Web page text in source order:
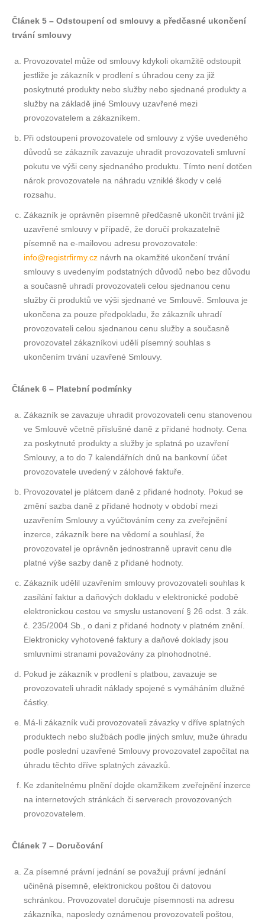
Článek 5 – Odstoupení od smlouvy a předčasné ukončení
trvání smlouvy
Provozovatel může od smlouvy kdykoli okamžitě odstoupit
jestliže je zákazník v prodlení s úhradou ceny za již
poskytnuté produkty nebo služby nebo sjednané produkty a
služby na základě jiné Smlouvy uzavřené mezi
provozovatelem a zákazníkem.
Při odstoupeni provozovatele od smlouvy z výše uvedeného
důvodů se zákazník zavazuje uhradit provozovateli smluvní
pokutu ve výši ceny sjednaného produktu. Tímto není dotčen
nárok provozovatele na náhradu vzniklé škody v celé
rozsahu.
Zákazník je oprávněn písemně předčasně ukončit trvání již
uzavřené smlouvy v případě, že doručí prokazatelně
písemně na e-mailovou adresu provozovatele:
info@registrfirmy.cz návrh na okamžité ukončení trvání
smlouvy s uvedenyím podstatných důvodů nebo bez důvodu
a současně uhradí provozovateli celou sjednanou cenu
služby či produktů ve výši sjednané ve Smlouvě. Smlouva je
ukončena za pouze předpokladu, že zákazník uhradí
provozovateli celou sjednanou cenu služby a současně
provozovatel zákazníkovi udělí písemný souhlas s
ukončením trvání uzavřené Smlouvy.
Článek 6 – Platební podmínky
Zákazník se zavazuje uhradit provozovateli cenu stanovenou
ve Smlouvě včetně příslušné daně z přidané hodnoty. Cena
za poskytnuté produkty a služby je splatná po uzavření
Smlouvy, a to do 7 kalendářních dnů na bankovní účet
provozovatele uvedený v zálohové faktuře.
Provozovatel je plátcem daně z přidané hodnoty. Pokud se
změní sazba daně z přidané hodnoty v období mezi
uzavřením Smlouvy a vyúčtováním ceny za zveřejnění
inzerce, zákazník bere na vědomí a souhlasí, že
provozovatel je oprávněn jednostranně upravit cenu dle
platné výše sazby daně z přidané hodnoty.
Zákazník udělil uzavřením smlouvy provozovateli souhlas k
zasílání faktur a daňových dokladu v elektronické podobě
elektronickou cestou ve smyslu ustanovení § 26 odst. 3 zák.
č. 235/2004 Sb., o dani z přidané hodnoty v platném znění.
Elektronicky vyhotovené faktury a daňové doklady jsou
smluvními stranami považovány za plnohodnotné.
Pokud je zákazník v prodlení s platbou, zavazuje se
provozovateli uhradit náklady spojené s vymáháním dlužné
částky.
Má-li zákazník vuči provozovateli závazky v dříve splatných
produktech nebo službách podle jiných smluv, muže úhradu
podle poslední uzavřené Smlouvy provozovatel započítat na
úhradu těchto dříve splatných závazků.
Ke zdanitelnému plnění dojde okamžikem zveřejnění inzerce
na internetových stránkách či serverech provozovaných
provozovatelem.
Článek 7 – Doručování
Za písemné právní jednání se považují právní jednání
učiněná písemně, elektronickou poštou či datovou
schránkou. Provozovatel doručuje písemnosti na adresu
zákazníka, naposledy oznámenou provozovateli poštou,